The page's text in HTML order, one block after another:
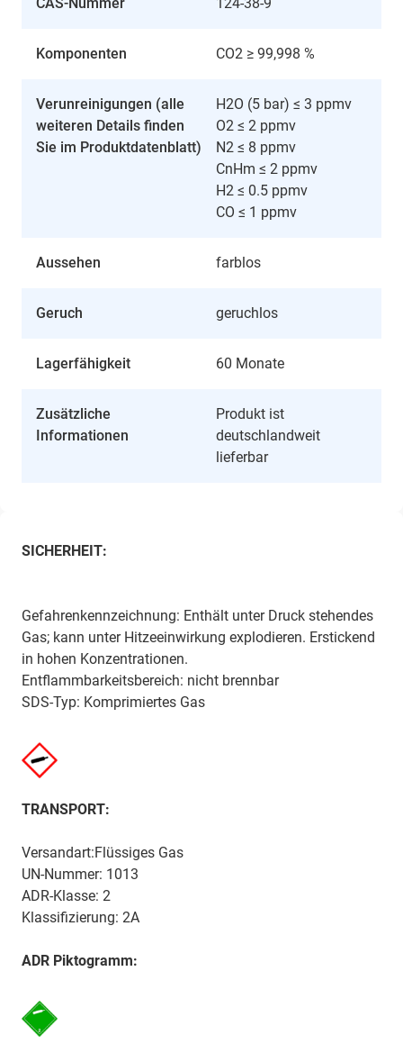
CAS-Nummer 124-38-9
Komponenten CO2 ≥ 99,998 %
Verunreinigungen (alle
weiteren Details finden
Sie im Produktdatenblatt)
H2O (5 bar) ≤ 3 ppmv
O2 ≤ 2 ppmv
N2 ≤ 8 ppmv
CnHm ≤ 2 ppmv
H2 ≤ 0.5 ppmv
CO ≤ 1 ppmv
Aussehen farblos
Geruch geruchlos
Lagerfähigkeit 60 Monate
Zusätzliche
Informationen
Produkt ist
deutschlandweit
lieferbar
SICHERHEIT:
Gefahrenkennzeichnung: Enthält unter Druck stehendes
Gas; kann unter Hitzeeinwirkung explodieren. Erstickend
in hohen Konzentrationen.
Entflammbarkeitsbereich: nicht brennbar
SDS-Typ: Komprimiertes Gas
TRANSPORT:
Versandart:Flüssiges Gas
UN-Nummer: 1013
ADR-Klasse: 2
Klassifizierung: 2A
ADR Piktogramm: